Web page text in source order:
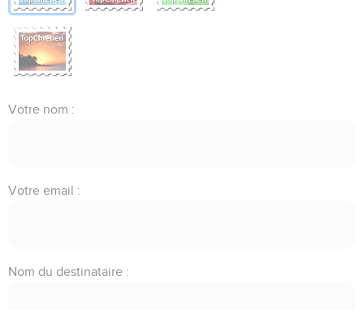
Votre nom :
Votre email :
Nom du destinataire :